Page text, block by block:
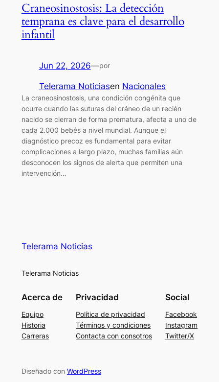
Craneosinostosis: La detección
temprana es clave para el desarrollo
infantil
Jun 22, 2026—por
Telerama Noticiasen Nacionales
La craneosinostosis, una condición congénita que
ocurre cuando las suturas del cráneo de un recién
nacido se cierran de forma prematura, afecta a uno de
cada 2.000 bebés a nivel mundial. Aunque el
diagnóstico precoz es fundamental para evitar
complicaciones a largo plazo, muchas familias aún
desconocen los signos de alerta que permiten una
intervención…
Telerama Noticias
Telerama Noticias
Acerca de
Equipo
Historia
Carreras
Privacidad
Política de privacidad
Términos y condiciones
Contacta con consotros
Social
Facebook
Instagram
Twitter/X
Diseñado con WordPress